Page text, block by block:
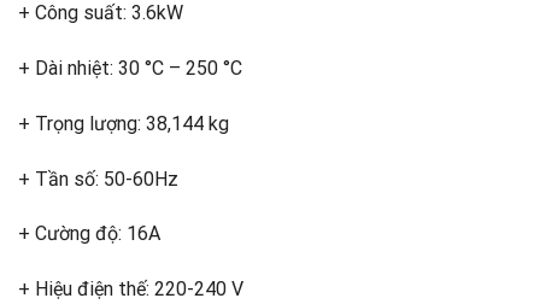
+ Công suất: 3.6kW
+ Dài nhiệt: 30 °C – 250 °C
+ Trọng lượng: 38,144 kg
+ Tần số: 50-60Hz
+ Cường độ: 16A
+ Hiệu điện thế: 220-240 V